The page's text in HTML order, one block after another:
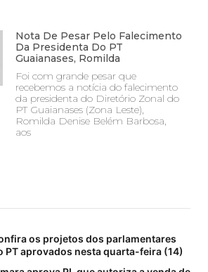
Nota De Pesar Pelo Falecimento
Da Presidenta Do PT
Guaianases, Romilda
Foi com grande pesar que
recebemos a notícia do falecimento
da presidenta do Diretório Zonal do
PT Guaianases (Zona Leste),
Romilda Denise Belém Barbosa,
aos
os projetos dos parlamentares
PT aprovados nesta quarta-feira (14)